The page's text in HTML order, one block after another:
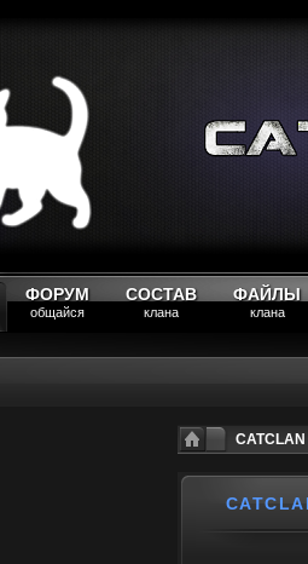
ФОРУМ
общайся
СОСТАВ
клана
ФАЙЛЫ
клана